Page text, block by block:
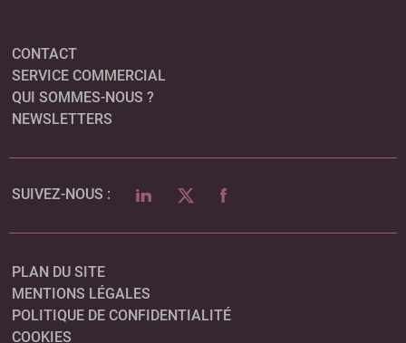
CONTACT
SERVICE COMMERCIAL
QUI SOMMES-NOUS ?
NEWSLETTERS
SUIVEZ-NOUS : LINKEDINTWITTERFACEBOOK
PLAN DU SITE
MENTIONS LÉGALES
POLITIQUE DE CONFIDENTIALITÉ
COOKIES